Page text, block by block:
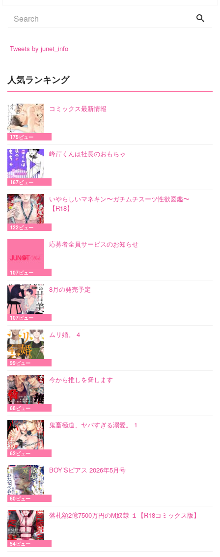
Tweets by junet_info
人気ランキング
コミックス最新情報
175ビュー
峰岸くんは社長のおもちゃ
167ビュー
いやらしいマネキン〜ガチムチスーツ性欲図鑑〜
【R18】
122ビュー
応募者全員サービスのお知らせ
107ビュー
8月の発売予定
107ビュー
ムリ婚。 4
99ビュー
今から推しを脅します
68ビュー
鬼畜極道、ヤバすぎる溺愛。 1
62ビュー
BOY’Sピアス 2026年5月号
60ビュー
落札額2億7500万円のM奴隷 １【R18コミックス版】
54ビュー